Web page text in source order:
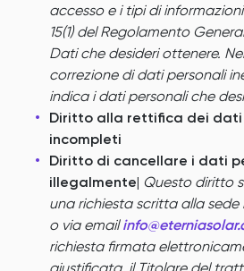
accesso e i tipi di
15(1) del Regolamento
Dati che desideri ottenere.
correzione di dati personali
indica i dati personali che
Diritto alla rettifica dei
incompleti
Diritto di cancellare i dati
illegalmente| Questo diritto
una richiesta scritta alla
o via email
richiesta firmata
giustificata, il Titolare del